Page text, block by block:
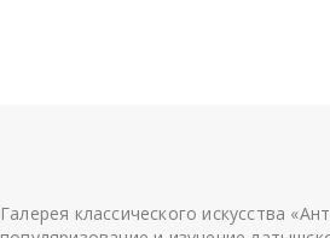
Галерея классического искусства